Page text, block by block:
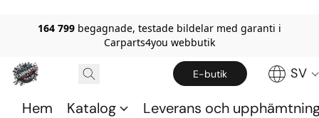
164 799 begagnade, testade bildelar med garanti i
Carparts4you webbutik
E-butik SV
Hem Katalog Leverans och